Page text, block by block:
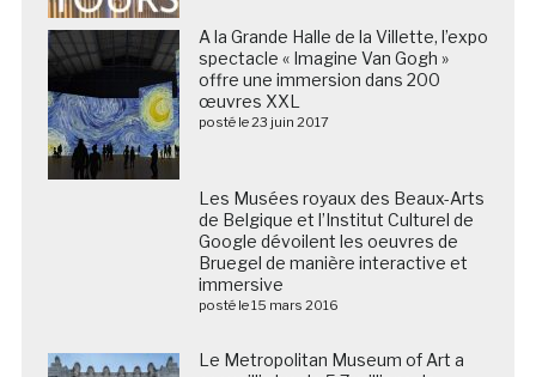
A la Grande Halle de la Villette, l’expo
spectacle « Imagine Van Gogh »
offre une immersion dans 200
œuvres XXL
posté le 23 juin 2017
Les Musées royaux des Beaux-Arts
de Belgique et l’Institut Culturel de
Google dévoilent les oeuvres de
Bruegel de manière interactive et
immersive
posté le 15 mars 2016
Le Metropolitan Museum of Art a